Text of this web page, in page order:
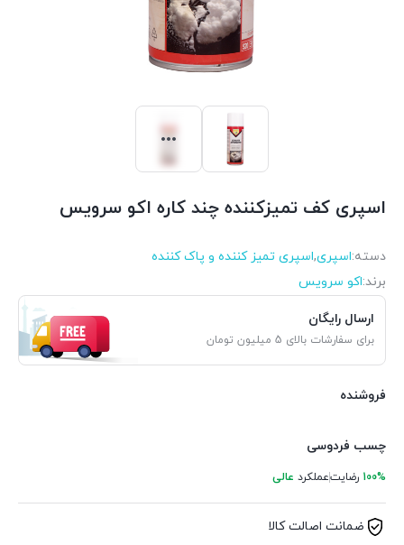
اسپری کف تمیزکننده چند کاره اکو سرویس
دسته:اسپری,اسپری تمیز کننده و پاک کننده
برند:اکو سرویس
ارسال رایگان
برای سفارشات بالای 5 میلیون تومان
فروشنده
چسب فردوسی
100% رضایتعملکرد عالی
ضمانت اصالت کالا